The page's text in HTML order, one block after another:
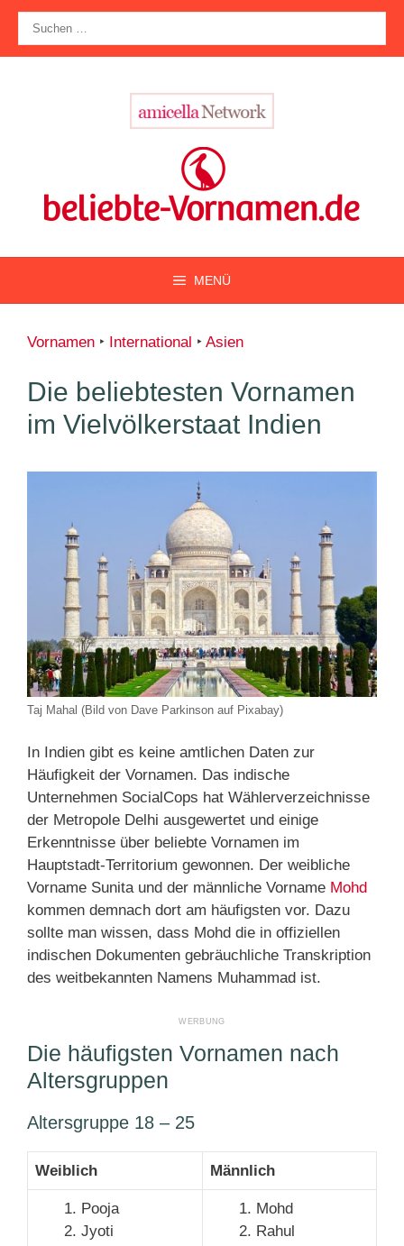
Zum
Inhalt
springen
nach:
MENÜ
Vornamen ‣ International ‣ Asien
Die beliebtesten Vornamen
im Vielvölkerstaat Indien
Taj Mahal (Bild von Dave Parkinson auf Pixabay)
In Indien gibt es keine amtlichen Daten zur
Häufigkeit der Vornamen. Das indische
Unternehmen SocialCops hat Wählerverzeichnisse
der Metropole Delhi ausgewertet und einige
Erkenntnisse über beliebte Vornamen im
Hauptstadt-Territorium gewonnen. Der weibliche
Vorname Sunita und der männliche Vorname Mohd
kommen demnach dort am häufigsten vor. Dazu
sollte man wissen, dass Mohd die in offiziellen
indischen Dokumenten gebräuchliche Transkription
des weitbekannten Namens Muhammad ist.
Die häufigsten Vornamen nach
Altersgruppen
Altersgruppe 18 – 25
Weiblich Männlich
Pooja
Jyoti
Mohd
Rahul